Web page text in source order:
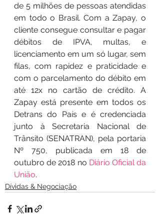
de 5 milhões de pessoas atendidas
em todo o Brasil. Com a Zapay, o
cliente consegue consultar e pagar
débitos de IPVA, multas, e
licenciamento em um só lugar, sem
filas, com rapidez e praticidade e
com o parcelamento do débito em
até 12x no cartão de crédito. A
Zapay está presente em todos os
Detrans do País e é credenciada
junto à Secretaria Nacional de
Trânsito (SENATRAN), pela portaria
Nº 750, publicada em 18 de
outubro de 2018 no Diário Oficial da
União.
Dívidas & Negociação